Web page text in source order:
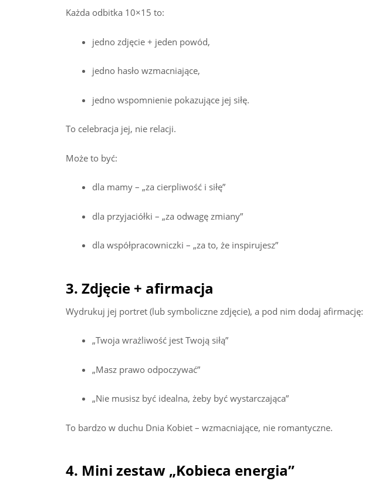
Każda odbitka 10×15 to:
jedno zdjęcie + jeden powód,
jedno hasło wzmacniające,
jedno wspomnienie pokazujące jej siłę.
To celebracja jej, nie relacji.
Może to być:
dla mamy – „za cierpliwość i siłę”
dla przyjaciółki – „za odwagę zmiany”
dla współpracowniczki – „za to, że inspirujesz”
3. Zdjęcie + afirmacja
Wydrukuj jej portret (lub symboliczne zdjęcie), a pod nim dodaj afirmację:
„Twoja wrażliwość jest Twoją siłą”
„Masz prawo odpoczywać”
„Nie musisz być idealna, żeby być wystarczająca”
To bardzo w duchu Dnia Kobiet – wzmacniające, nie romantyczne.
4. Mini zestaw „Kobieca energia”